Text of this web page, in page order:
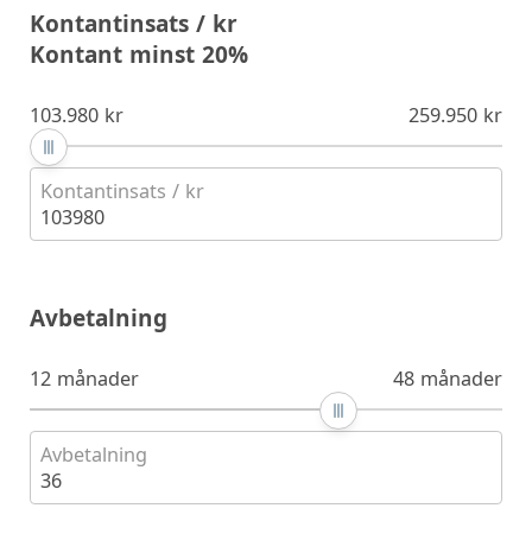
Kontantinsats / kr
Kontant minst 20%
103.980 kr 259.950 kr
Kontantinsats / kr
103980
Avbetalning
12 månader 48 månader
Avbetalning
36